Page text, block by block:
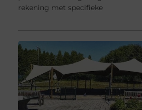
rekening met specifieke